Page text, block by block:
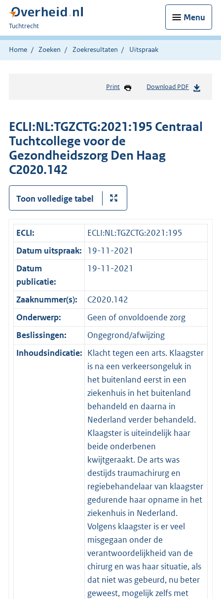
Menu
U
bent
hier:
Tuchtrecht
Home Zoeken Zoekresultaten Uitspraak
Print Download PDF
ECLI:NL:TGZCTG:2021:195 Centraal
Tuchtcollege voor de
Gezondheidszorg Den Haag
C2020.142
Toon volledige tabel
ECLI:
ECLI:NL:TGZCTG:2021:195
Datum uitspraak:
19-11-2021
Datum
publicatie:
19-11-2021
Zaaknummer(s):
C2020.142
Onderwerp:
Geen of onvoldoende zorg
Beslissingen:
Ongegrond/afwijzing
Inhoudsindicatie: Klacht tegen een arts. Klaagster
is na een verkeersongeluk in
het buitenland eerst in een
ziekenhuis in het buitenland
behandeld en daarna in
Nederland verder behandeld.
Klaagster is uiteindelijk haar
beide onderbenen
kwijtgeraakt. De arts was
destijds traumachirurg en
regiebehandelaar van klaagster
gedurende haar opname in het
ziekenhuis in Nederland.
Volgens klaagster is er veel
misgegaan onder de
verantwoordelijkheid van de
chirurg en was haar situatie, als
dat niet was gebeurd, nu beter
geweest, mogelijk zelfs met